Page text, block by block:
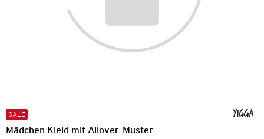
SALE
Mädchen Kleid mit Allover-Muster